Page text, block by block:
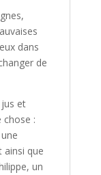
dans
de
et
chose :
ainsi que
un